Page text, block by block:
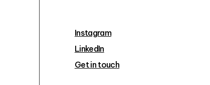
Instagram
LinkedIn
Get in touch